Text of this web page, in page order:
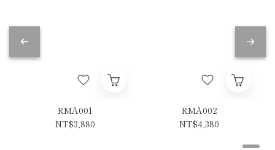
RMA001
NT$3,880
RMA002
NT$4,380